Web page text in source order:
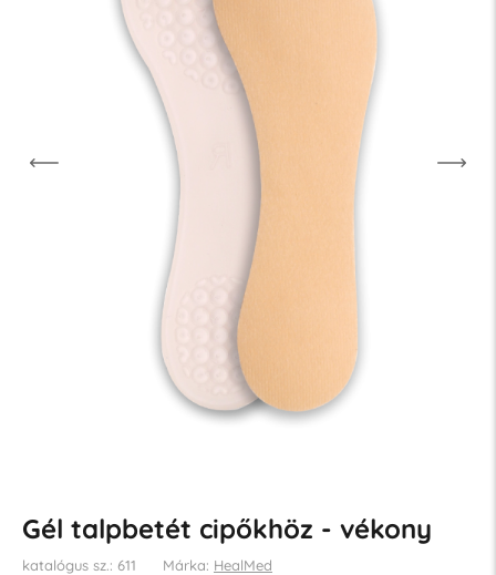
Gél talpbetét cipőkhöz - vékony
katalógus sz.: 611 Márka: HealMed